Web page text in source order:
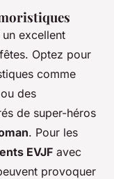
un excellent
Optez pour
comme
ou des
de super-héros
. Pour les
EVJF avec
provoquer